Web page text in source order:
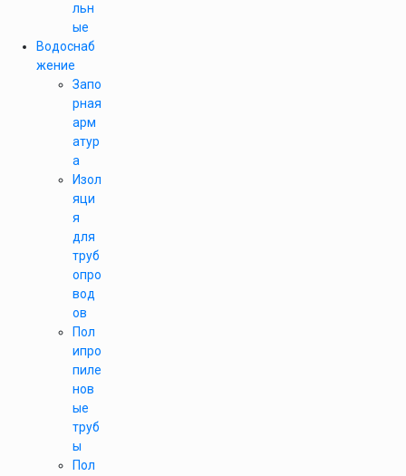
льн
ые
Водоснаб
жение
Запо
рная
арм
атур
а
Изол
яци
я
для
труб
опро
вод
ов
Пол
ипро
пиле
нов
ые
труб
ы
Пол